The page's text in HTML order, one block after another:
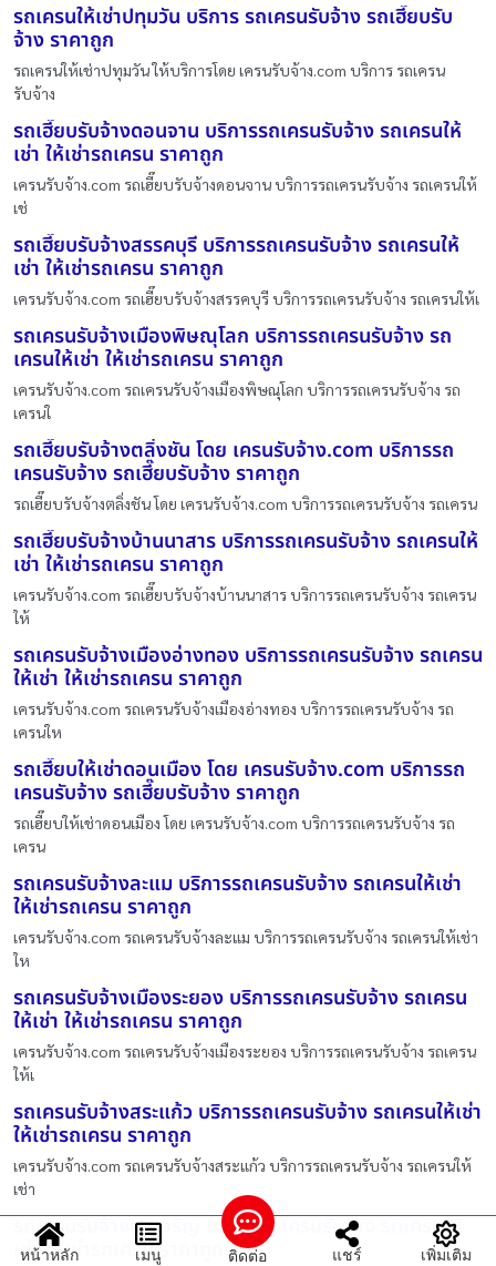
รถเครนให้เช่าปทุมวัน บริการ รถเครนรับจ้าง รถเฮี๊ยบรับ
จ้าง ราคาถูก
รถเครนให้เช่าปทุมวัน ให้บริการโดย เครนรับจ้าง.com บริการ รถเครน
รับจ้าง
รถเฮี๊ยบรับจ้างดอนจาน บริการรถเครนรับจ้าง รถเครนให้
เช่า ให้เช่ารถเครน ราคาถูก
เครนรับจ้าง.com รถเฮี๊ยบรับจ้างดอนจาน บริการรถเครนรับจ้าง รถเครนให้
เช่
รถเฮี๊ยบรับจ้างสรรคบุรี บริการรถเครนรับจ้าง รถเครนให้
เช่า ให้เช่ารถเครน ราคาถูก
เครนรับจ้าง.com รถเฮี๊ยบรับจ้างสรรคบุรี บริการรถเครนรับจ้าง รถเครนให้เ
รถเครนรับจ้างเมืองพิษณุโลก บริการรถเครนรับจ้าง รถ
เครนให้เช่า ให้เช่ารถเครน ราคาถูก
เครนรับจ้าง.com รถเครนรับจ้างเมืองพิษณุโลก บริการรถเครนรับจ้าง รถ
เครนใ
รถเฮี๊ยบรับจ้างตลิ่งชัน โดย เครนรับจ้าง.com บริการรถ
เครนรับจ้าง รถเฮี๊ยบรับจ้าง ราคาถูก
รถเฮี๊ยบรับจ้างตลิ่งชัน โดย เครนรับจ้าง.com บริการรถเครนรับจ้าง รถเครน
รถเฮี๊ยบรับจ้างบ้านนาสาร บริการรถเครนรับจ้าง รถเครนให้
เช่า ให้เช่ารถเครน ราคาถูก
เครนรับจ้าง.com รถเฮี๊ยบรับจ้างบ้านนาสาร บริการรถเครนรับจ้าง รถเครน
ให้
รถเครนรับจ้างเมืองอ่างทอง บริการรถเครนรับจ้าง รถเครน
ให้เช่า ให้เช่ารถเครน ราคาถูก
เครนรับจ้าง.com รถเครนรับจ้างเมืองอ่างทอง บริการรถเครนรับจ้าง รถ
เครนให
รถเฮี๊ยบให้เช่าดอนเมือง โดย เครนรับจ้าง.com บริการรถ
เครนรับจ้าง รถเฮี๊ยบรับจ้าง ราคาถูก
รถเฮี๊ยบให้เช่าดอนเมือง โดย เครนรับจ้าง.com บริการรถเครนรับจ้าง รถ
เครน
รถเครนรับจ้างละแม บริการรถเครนรับจ้าง รถเครนให้เช่า
ให้เช่ารถเครน ราคาถูก
เครนรับจ้าง.com รถเครนรับจ้างละแม บริการรถเครนรับจ้าง รถเครนให้เช่า
ให
รถเครนรับจ้างเมืองระยอง บริการรถเครนรับจ้าง รถเครน
ให้เช่า ให้เช่ารถเครน ราคาถูก
เครนรับจ้าง.com รถเครนรับจ้างเมืองระยอง บริการรถเครนรับจ้าง รถเครน
ให้เ
รถเครนรับจ้างสระแก้ว บริการรถเครนรับจ้าง รถเครนให้เช่า
ให้เช่ารถเครน ราคาถูก
เครนรับจ้าง.com รถเครนรับจ้างสระแก้ว บริการรถเครนรับจ้าง รถเครนให้
เช่า
รถเครนรับจ้างพรเจริญ บริการรถเครนรับจ้าง รถเครนให้
เช่า ให้เช่ารถเครน ราคาถูก
หน้าหลัก เมนู ติดต่อ แชร์ เพิ่มเติม